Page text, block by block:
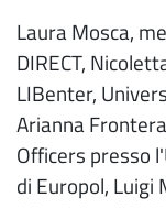
Laura Mosca,
DIRECT,
LIBenter,
Arianna
Officers presso
di Europol, Luigi